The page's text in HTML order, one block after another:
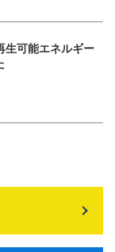
生可能エネルギー